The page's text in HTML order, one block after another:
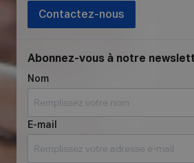
Contactez-nous
Abonnez-vous à notre
Nom
E-mail